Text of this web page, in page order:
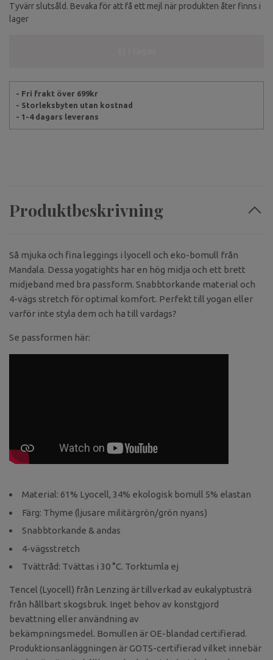
Tyvärr slutsåld. Bevaka för att få ett mejl när produkten åter finns i
lager
- Fri frakt över 699kr
- Storleksbyten utan kostnad
- 1-4 dagars leverans
Produktbeskrivning
Så mjuka och fina leggings i lyocell och eko-bomull från
Mandala. Dessa yogatights har en hög midja och ett brett
midjeband med bra passform. Snabbtorkande material och
4-vägs stretch för optimal komfort. Perfekt till yogan eller
varför inte styla dem och ha till vardags?
Se passformen här:
Material: 61% Lyocell, 34% ekologisk bomull 5% elastan
Färg: Thyme (ljusare militärgrön/grön nyans)
Snabbtorkande & andas
4-vägsstretch
Tvättråd: Tvättas i 30 °C. Torktumla ej
Tencel (Lyocell) från Lenzing är tillverkad av eukalyptusträ
från hållbart skogsbruk. Inget behov av konstgjord
bevattning eller användning av
bekämpningsmedel. Bomullen är OE-blandad certifierad.
Produktionsanläggningen är GOTS-certifierad vilket innebär